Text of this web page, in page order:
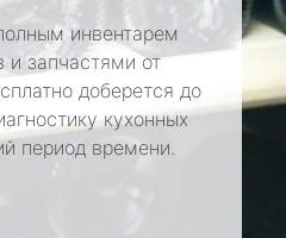
инвентарем
и запчастями от
доберется до
кухонных
период времени.